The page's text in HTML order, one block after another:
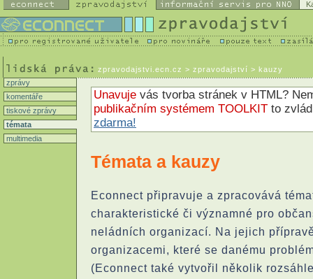
zpravodajstvi.ecn.cz > zpravodajství > kauzy
zprávy
komentáře
tiskové zprávy
témata
multimedia
Unavuje vás tvorba stránek v HTML?
publikačním systémem TOOLKIT to
zdarma!
Témata a kauzy
Econnect připravuje a zpracovává
charakteristické či významné pro
neládních organizací. Na jejich
organizacemi, které se danému
(Econnect také vytvořil několik